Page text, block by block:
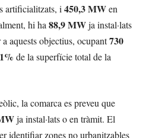
artificialitzats, i 450,3 MWen
hi ha 88,9 MWja instal·lats
aquests objectius, ocupant730
1% de la superfície total de la
la comarca es preveu que
ja instal·lats o en tràmit. El
identifiar zones no urbanitzables